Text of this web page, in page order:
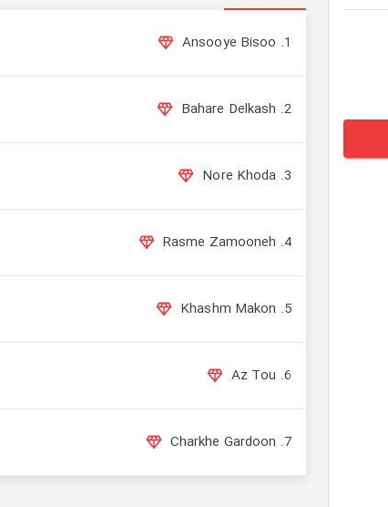
1. Ansooye Bisoo
2. Bahare Delkash
3. Nore Khoda
4. Rasme Zamooneh
5. Khashm Makon
6. Az Tou
7. Charkhe Gardoon